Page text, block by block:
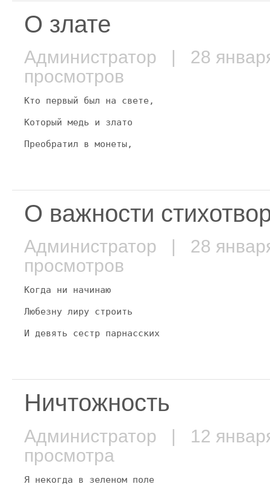
О злате
Администратор | 28
просмотров
Кто первый был на свете,
Который медь и злато
Преобратил в монеты,
О важности
Администратор | 28
просмотров
Когда ни начинаю
Любезну лиру строить
И девять сестр парнасских
Ничтожность
Администратор | 12
просмотра
Я некогда в зеленом поле